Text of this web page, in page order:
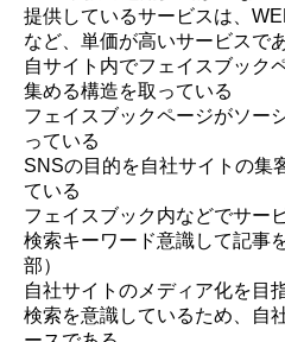
提供しているサービスは、
など、単価が高いサービスで
自サイト内でフェイスブック
集める構造を取っている
フェイスブックページがソー
っている
SNSの目的を自社サイトの集
ている
フェイスブック内などでサー
検索キーワード意識して記事
部）
自社サイトのメディア化を目
検索を意識しているため、自